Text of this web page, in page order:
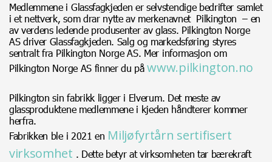
Medlemmene i Glassfagkjeden er selvstendige bedrifter samlet
i et nettverk, som drar nytte av merkenavnet Pilkington – en
av verdens ledende produsenter av glass. Pilkington Norge
AS driver Glassfagkjeden. Salg og markedsføring styres
sentralt fra Pilkington Norge AS. Mer informasjon om
Pilkington Norge AS finner du på www.pilkington.no
Pilkington sin fabrikk ligger i Elverum. Det meste av
glassproduktene medlemmene i kjeden håndterer kommer
herfra.
Fabrikken ble i 2021 en Miljøfyrtårn sertifisert
virksomhet . Dette betyr at virksomheten tar bærekraft